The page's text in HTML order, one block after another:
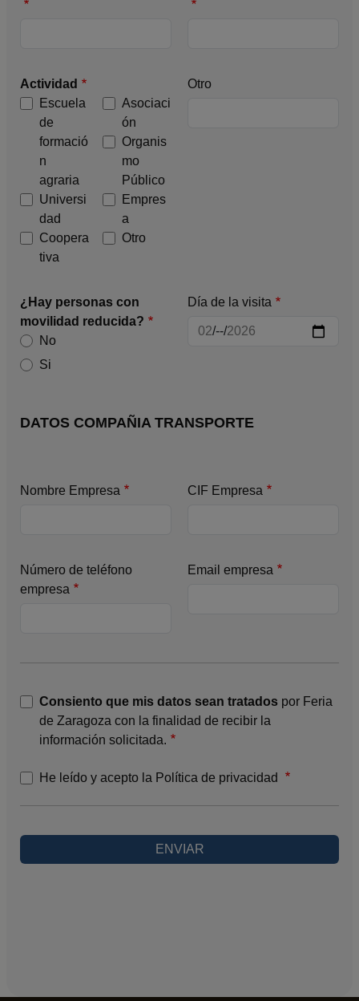
Actividad
Escuela
de
formació
n
agraria
Universi
dad
Coopera
tiva
Asociaci
ón
Organis
mo
Público
Empres
a
Otro
Otro
¿Hay personas con
movilidad reducida?
No
Si
Día de la visita
DATOS COMPAÑIA TRANSPORTE
Nombre Empresa CIF Empresa
Número de teléfono
empresa
Email empresa
Consiento que mis datos sean tratados por Feria
de Zaragoza con la finalidad de recibir la
información solicitada.
He leído y acepto la Política de privacidad